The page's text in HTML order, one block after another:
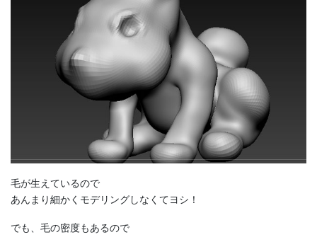
毛が生えているので
あんまり細かくモデリングしなくてヨシ！
でも、毛の密度もあるので